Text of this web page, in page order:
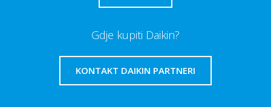
Gdje kupiti Daikin?
KONTAKT DAIKIN PARTNERI